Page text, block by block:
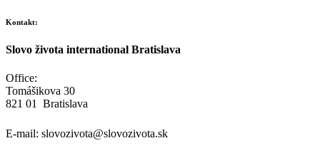
Kontakt:
Slovo života international Bratislava
Office:
Tomášikova 30
821 01 Bratislava
E-mail: slovozivota@slovozivota.sk